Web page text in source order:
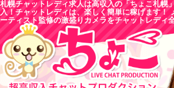
札幌チャットレディ求人は高収入の「ちょこ札幌
入！チャットレディは、楽しく簡単に稼げます！
ーティスト監修の激盛りカメラをチャットレディ